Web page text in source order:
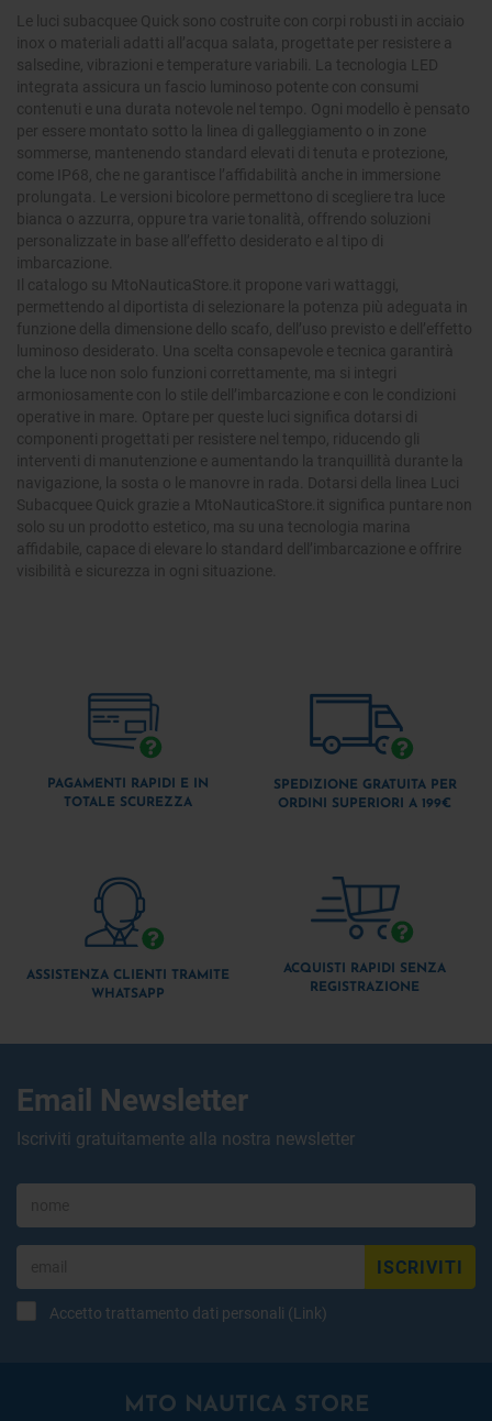
Le luci subacquee Quick sono costruite con corpi robusti in acciaio
inox o materiali adatti all’acqua salata, progettate per resistere a
salsedine, vibrazioni e temperature variabili. La tecnologia LED
integrata assicura un fascio luminoso potente con consumi
contenuti e una durata notevole nel tempo. Ogni modello è pensato
per essere montato sotto la linea di galleggiamento o in zone
sommerse, mantenendo standard elevati di tenuta e protezione,
come IP68, che ne garantisce l’affidabilità anche in immersione
prolungata. Le versioni bicolore permettono di scegliere tra luce
bianca o azzurra, oppure tra varie tonalità, offrendo soluzioni
personalizzate in base all’effetto desiderato e al tipo di
imbarcazione.
Il catalogo su MtoNauticaStore.it propone vari wattaggi,
permettendo al diportista di selezionare la potenza più adeguata in
funzione della dimensione dello scafo, dell’uso previsto e dell’effetto
luminoso desiderato. Una scelta consapevole e tecnica garantirà
che la luce non solo funzioni correttamente, ma si integri
armoniosamente con lo stile dell’imbarcazione e con le condizioni
operative in mare. Optare per queste luci significa dotarsi di
componenti progettati per resistere nel tempo, riducendo gli
interventi di manutenzione e aumentando la tranquillità durante la
navigazione, la sosta o le manovre in rada. Dotarsi della linea Luci
Subacquee Quick grazie a MtoNauticaStore.it significa puntare non
solo su un prodotto estetico, ma su una tecnologia marina
affidabile, capace di elevare lo standard dell’imbarcazione e offrire
visibilità e sicurezza in ogni situazione.
PAGAMENTI RAPIDI E IN
TOTALE SCUREZZA
SPEDIZIONE GRATUITA PER
ORDINI SUPERIORI A 199€
ASSISTENZA CLIENTI TRAMITE
WHATSAPP
ACQUISTI RAPIDI SENZA
REGISTRAZIONE
Email Newsletter
Iscriviti gratuitamente alla nostra newsletter
ISCRIVITI
Accetto trattamento dati personali (Link)
MTO NAUTICA STORE